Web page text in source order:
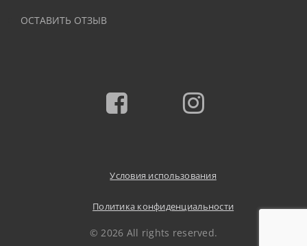
ОСТАВИТЬ ОТЗЫВ
Facebook Instagram
Условия использования
Политика конфиденциальности
© 2026 All rights reserved.